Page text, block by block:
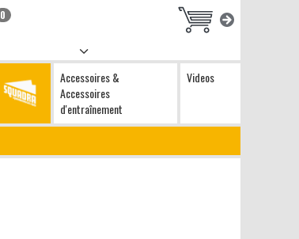
0
Accessoires &
Accessoires
d'entraînement
Videos